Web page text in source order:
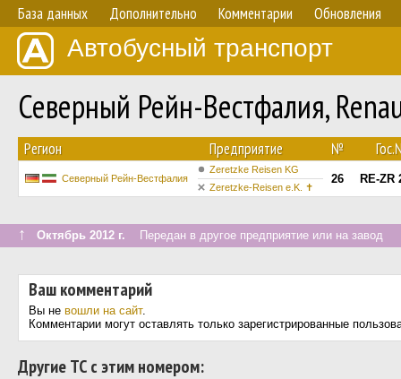
База данных Дополнительно Комментарии Обновления
Автобусный транспорт
Северный Рейн-Вестфалия,
Регион Предприятие №
Северный Рейн-Вестфалия
Zeretzke Reisen KG
26 RE-ZR
Zeretzke-Reisen e.K. ✝
↑ Октябрь 2012 г. Передан в другое предприятие или на завод
Ваш комментарий
Вы не вошли на сайт.
Комментарии могут оставлять только зарегистрированные
Другие ТС с этим номером: